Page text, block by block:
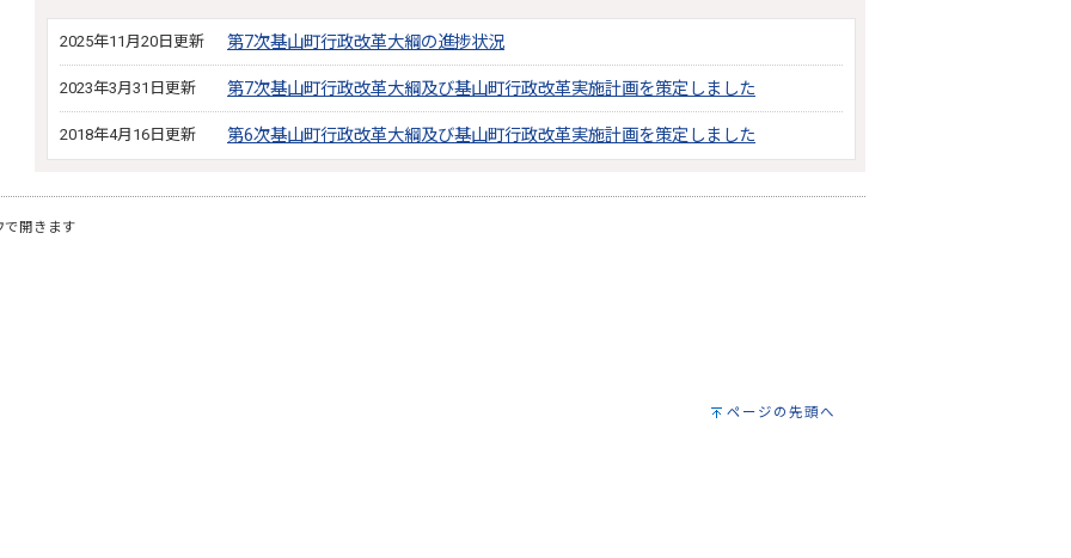
2025年11月20日更新 第7次基山町行政改革大綱の進捗状況
2023年3月31日更新 第7次基山町行政改革大綱及び基山町行政改革実施計画を策定しました
2018年4月16日更新 第6次基山町行政改革大綱及び基山町行政改革実施計画を策定しました
で開きます
ページの先頭へ